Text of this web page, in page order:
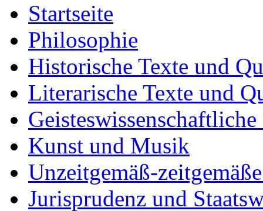
Startseite
Philosophie
Historische Texte und
Literarische Texte und
Kunst und Musik
Unzeitgemäß-
Jurisprudenz und